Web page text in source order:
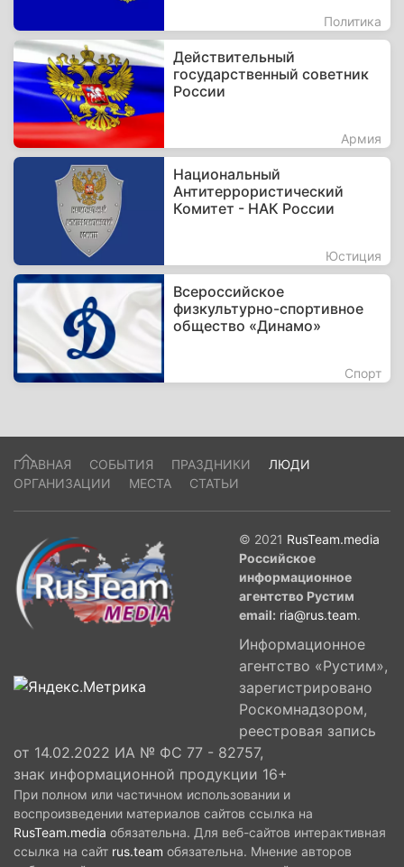
Политика
Действительный
государственный советник
России
Армия
Национальный
Антитеррористический
Комитет - НАК России
Юстиция
Всероссийское
физкультурно-спортивное
общество «Динамо»
Спорт
ГЛАВНАЯ СОБЫТИЯ ПРАЗДНИКИ
ЛЮДИ
ОРГАНИЗАЦИИ
МЕСТА СТАТЬИ
© 2021 RusTeam.media
Российское
информационное
агентство Рустим
email: ria@rus.team.
Информационное
агентство «Рустим»,
зарегистрировано
Роскомнадзором,
реестровая запись
от 14.02.2022 ИА № ФС 77 - 82757,
знак информационной продукции 16+
При полном или частичном использовании и
воспроизведении материалов сайтов ссылка на
RusTeam.media обязательна. Для веб-сайтов интерактивная
ссылка на сайт rus.team обязательна. Мнение авторов